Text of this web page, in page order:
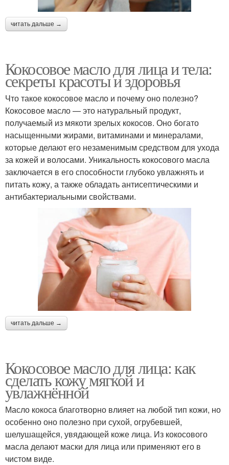
читать дальше →
Кокосовое масло для лица и тела:
секреты красоты и здоровья
Что такое кокосовое масло и почему оно полезно?
Кокосовое масло — это натуральный продукт,
получаемый из мякоти зрелых кокосов. Оно богато
насыщенными жирами, витаминами и минералами,
которые делают его незаменимым средством для ухода
за кожей и волосами. Уникальность кокосового масла
заключается в его способности глубоко увлажнять и
питать кожу, а также обладать антисептическими и
антибактериальными свойствами.
читать дальше →
Кокосовое масло для лица: как
сделать кожу мягкой и
увлажнённой
Масло кокоса благотворно влияет на любой тип кожи, но
особенно оно полезно при сухой, огрубевшей,
шелушащейся, увядающей коже лица. Из кокосового
масла делают маски для лица или применяют его в
чистом виде.